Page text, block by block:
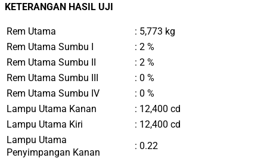
KETERANGAN HASIL UJI
Rem Utama : 5,773 kg
Rem Utama Sumbu I
: 2 %
Rem Utama Sumbu II
: 2 %
Rem Utama Sumbu III
: 0 %
Rem Utama Sumbu IV
: 0 %
Lampu Utama Kanan
: 12,400 cd
Lampu Utama Kiri
: 12,400 cd
Lampu Utama
Penyimpangan Kanan
: 0.22